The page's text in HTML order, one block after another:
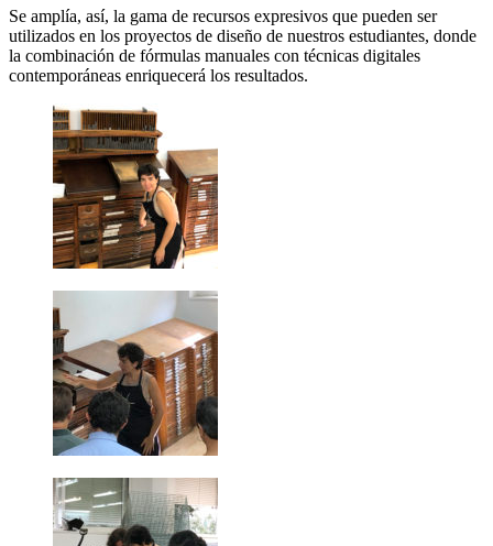
Se amplía, así, la gama de recursos expresivos que pueden ser
utilizados en los proyectos de diseño de nuestros estudiantes, donde
la combinación de fórmulas manuales con técnicas digitales
contemporáneas enriquecerá los resultados.